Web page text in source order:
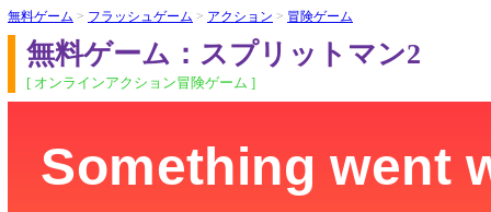
無料ゲーム > フラッシュゲーム > アクション > 冒険ゲーム
無料ゲーム：スプリットマン2
[ オンラインアクション冒険ゲーム ]